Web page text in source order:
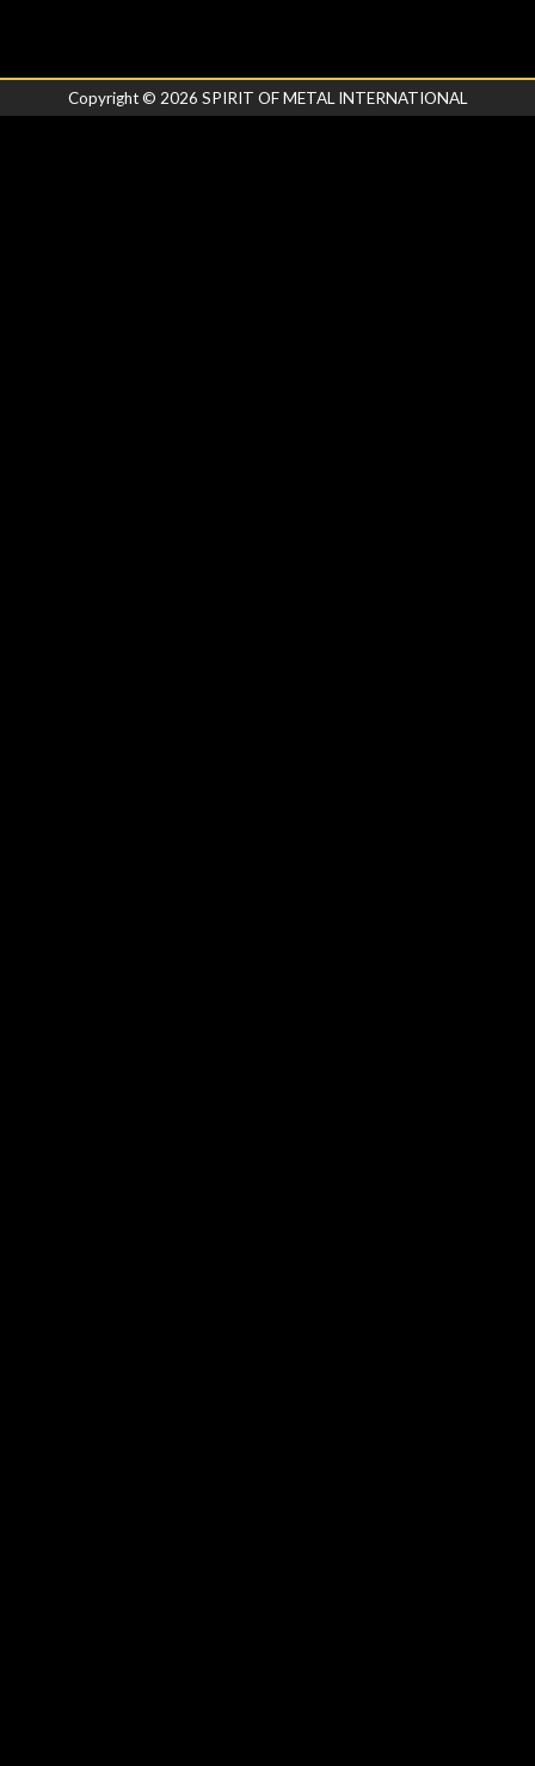
Copyright © 2026 SPIRIT OF METAL INTERNATIONAL